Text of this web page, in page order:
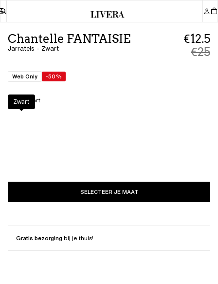
Chantelle FANTAISIE
Jarratels - Zwart
€12.5
€25
Web Only -50%
Kleur: Zwart
Zwart
SELECTEER JE MAAT
Gratis bezorgingbij je thuis!